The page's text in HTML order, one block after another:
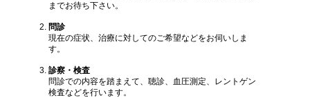
までお待ち下さい。
問診
現在の症状、治療に対してのご希望などをお伺いしま
す。
診察・検査
問診での内容を踏まえて、聴診、血圧測定、レントゲン
検査などを行います。